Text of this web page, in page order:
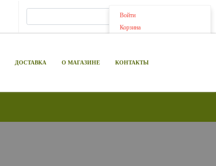
ДОСТАВКА О МАГАЗИНЕ КОНТАКТЫ
Войти
Корзина